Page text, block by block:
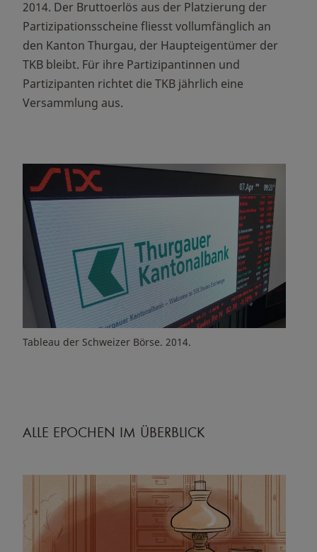
2014. Der Bruttoerlös aus der Platzierung der
Partizipationsscheine fliesst vollumfänglich an
den Kanton Thurgau, der Haupteigentümer der
TKB bleibt. Für ihre Partizipantinnen und
Partizipanten richtet die TKB jährlich eine
Versammlung aus.
Tableau der Schweizer Börse. 2014.
ALLE EPOCHEN IM ÜBERBLICK